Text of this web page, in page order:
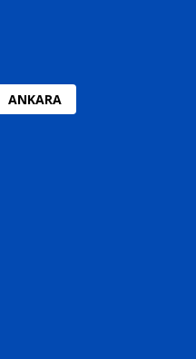
ANKARA